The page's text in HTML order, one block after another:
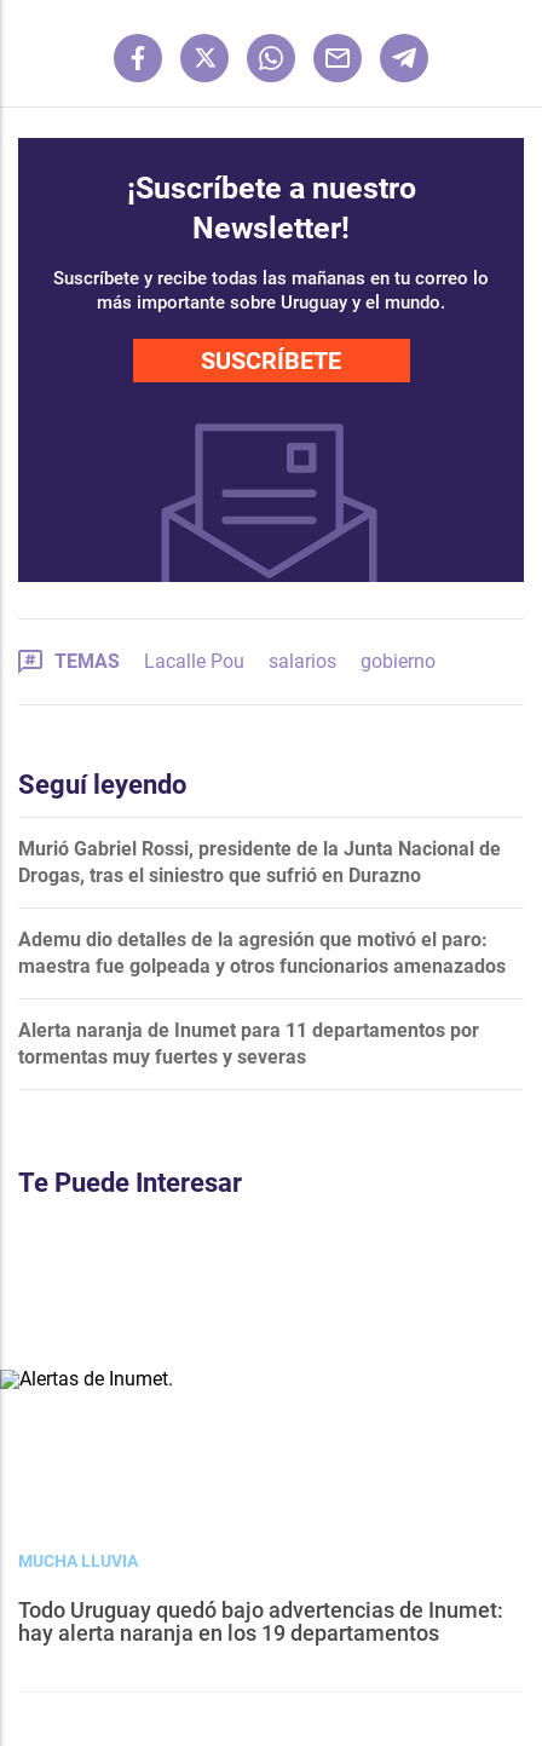
¡Suscríbete a nuestro
Newsletter!
Suscríbete y recibe todas las mañanas en tu correo lo
más importante sobre Uruguay y el mundo.
SUSCRÍBETE
TEMAS Lacalle Pou salarios gobierno
Seguí leyendo
Murió Gabriel Rossi, presidente de la Junta Nacional de
Drogas, tras el siniestro que sufrió en Durazno
Ademu dio detalles de la agresión que motivó el paro:
maestra fue golpeada y otros funcionarios amenazados
Alerta naranja de Inumet para 11 departamentos por
tormentas muy fuertes y severas
Te Puede Interesar
MUCHA LLUVIA
Todo Uruguay quedó bajo advertencias de Inumet:
hay alerta naranja en los 19 departamentos